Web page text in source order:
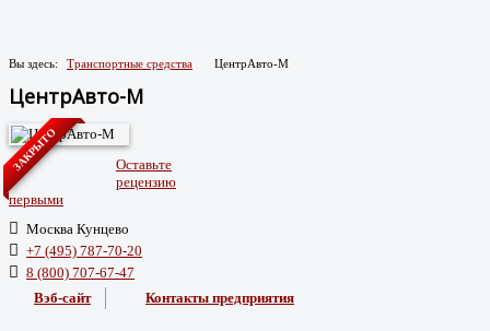
Вы здесь: Транспортные средства ЦентрАвто-М
ЦентрАвто-М
ЗАКРЫТО
Оставьте
рецензию
первыми
Москва Кунцево
+7 (495) 787-70-20
8 (800) 707-67-47
Вэб-сайт
Контакты предприятия